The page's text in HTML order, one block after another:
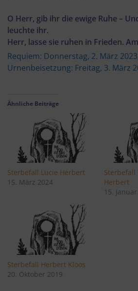
O Herr, gib ihr die ewige Ruhe –
leuchte ihr.
Herr, lasse sie ruhen in Frieden.
Requiem: Donnerstag, 2. März
Urnenbeisetzung: Freitag, 3. März
Ähnliche Beiträge
Sterbefall Lucie Herbert
15. März 2024
Sterbefall
Herbert
15.
Sterbefall Herbert Kloos
20. Oktober 2019